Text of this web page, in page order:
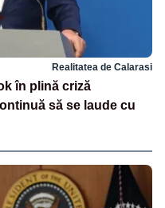
Realitatea de Calarasi
în plină criză
să se laude cu